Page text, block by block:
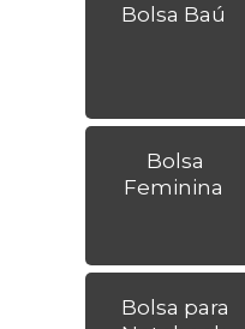
Bolsa Baú
Bolsa
Feminina
Bolsa para